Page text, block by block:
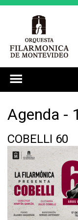
Agenda -
COBELLI 60